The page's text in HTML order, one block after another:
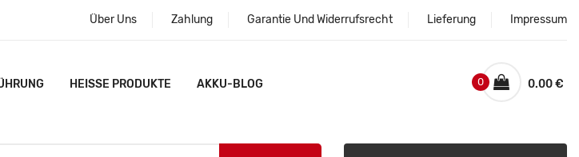
Über Uns Zahlung Garantie Und Widerrufsrecht Lieferung Impressum
HEISSE PRODUKTE AKKU-BLOG 0.00 €
0